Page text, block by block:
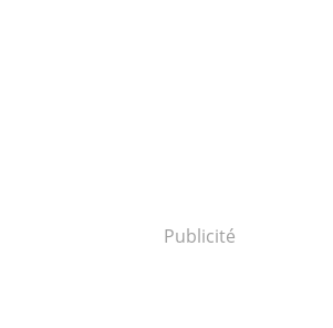
Publicité